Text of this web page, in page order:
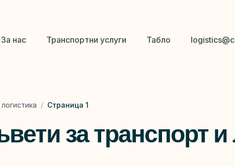
За нас Транспортни услуги Табло
/ Страница 1
за транспорт и